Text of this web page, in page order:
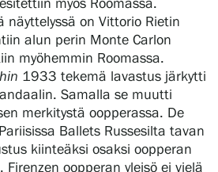
myös Roomassa.
näyttelyssä on Vittorio Rietin
alun perin Monte Carlon
myöhemmin Roomassa.
1933 tekemä lavastus järkytti
Samalla se muutti
merkitystä oopperassa. De
Ballets Russesilta tavan
kiinteäksi osaksi oopperan
oopperan yleisö ei vielä